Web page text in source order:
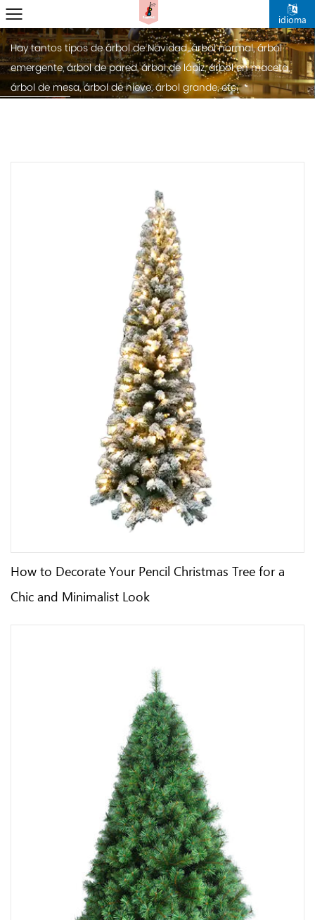
idioma
Centro de Noticias
Inicio
Hay tantos tipos de árbol de Navidad, árbol normal, árbol
emergente, árbol de pared, árbol de lápiz, árbol en maceta,
árbol de mesa, árbol de nieve, árbol grande, etc.
How to Decorate Your Pencil Christmas Tree for a
Chic and Minimalist Look